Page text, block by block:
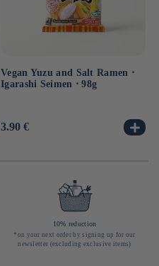
Vegan Yuzu and Salt Ramen ⋅
Igarashi Seimen ⋅ 98g
Usual
3.90 €
10% reduction
*on your next order by signing up for our
newsletter (excluding exclusive items)